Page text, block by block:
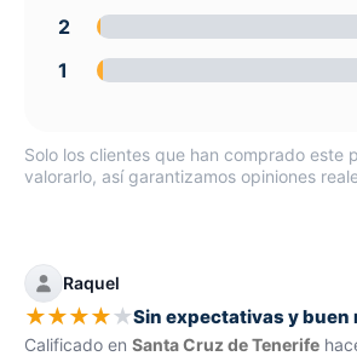
2
1
Solo los clientes que han comprado este
valorarlo, así garantizamos opiniones
Raquel
★★★★★Sin expectativas y buen
Calificado en Santa Cruz de Tenerife